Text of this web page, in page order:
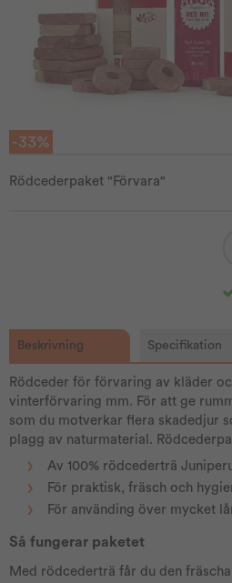
-33%
Rödcederpaket "Förvara"
Beskrivning Specifikation
Rödceder för förvaring av kläder
vinterförvaring mm. För att ge
som du motverkar flera skadedjur
plagg av naturmaterial.
Av 100% rödcederträ
För praktisk, fräsch och
För använding över mycket
Så fungerar paketet
Med rödcederträ får du den